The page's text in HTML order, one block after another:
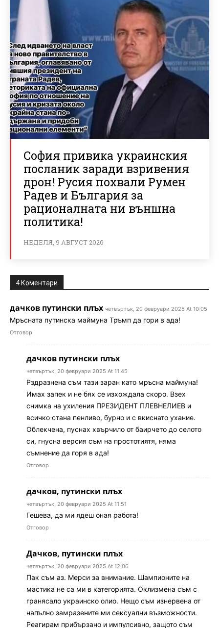
София привика украинския
посланик заради взривения
дрон! Русия похвали Румен
Радев и България за
рационалната ни външна
политика!
НЕДЕЛЯ, 9 АВГУСТ 2026
4 Коментари
дачков путински плъх четвъртък, 20 февруари 2025 At 10:05
Мръсната путинска маймуна Тръмп да гори в ада!
Отговор
дачков путински плъх
четвъртък, 20 февруари 2025 At 11:45
Рздразнена съм тази заран като мръсна маймуна!
Имах запек и не бях се изхождала скоро. Взех
снимка на ухиления ПРЕЗИДЕНТ ПЛЕВНЕЛИЕВ и
всичко стана пенливо, бурно и с вкиснато ухание.
Облекчена, пуснах хвърчило от баирчето до селото
си, гнусна версия съм на простотиятя, няма
съмнение да горя в ада!
Отговор
дачков, путински плъх
четвъртък, 20 февруари 2025 At 11:51
Гешева, да ми ядеш оная работа!
Отговор
Дачков, путински плъх
четвъртък, 20 февруари 2025 At 12:06
Пак съм аз. Мерси за внимание. Шампионите на
мастика не са ми в категорията. Оклизмена съм с
гранясало украинско олио. Нещо съм изнервена от
напълно замразените ми сексуални възможности.
Реагирам прибързано и импулсивно, защото съм